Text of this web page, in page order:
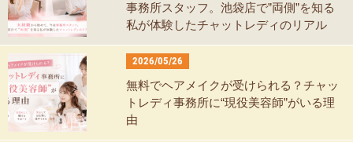
事務所スタッフ。池袋店で”両側”を知る
私が体験したチャットレディのリアル
2026/05/26
無料でヘアメイクが受けられる？チャッ
トレディ事務所に“現役美容師”がいる理
由